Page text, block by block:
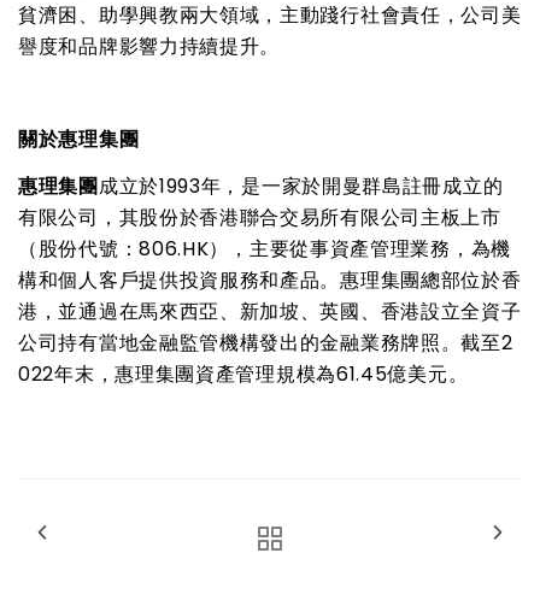
貧濟困、助學興教兩大領域，主動踐行社會責任，公司美
譽度和品牌影響力持續提升。
關於惠理集團
惠理集團成立於1993年，是一家於開曼群島註冊成立的
有限公司，其股份於香港聯合交易所有限公司主板上市
（股份代號：806.HK），主要從事資產管理業務，為機
構和個人客戶提供投資服務和產品。惠理集團總部位於香
港，並通過在馬來西亞、新加坡、英國、香港設立全資子
公司持有當地金融監管機構發出的金融業務牌照。截至2
022年末，惠理集團資產管理規模為61.45億美元。